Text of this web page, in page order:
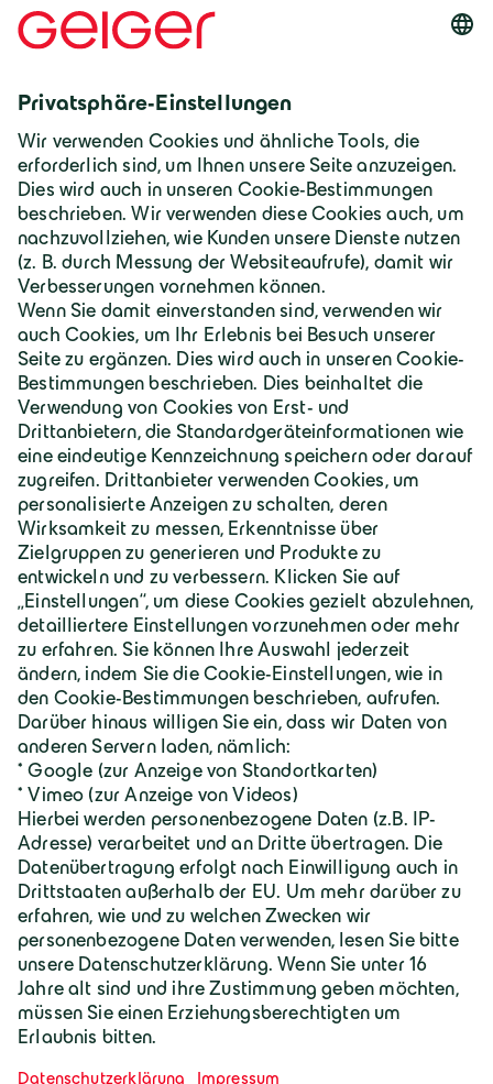
Deutschland | Deutsch
Geiger Gruppe
Über Geiger
Karriere
Geiger Gruppe
Wilhelm-Geiger-Straße 1
87561 Oberstdorf
+49 8322 18 0
info@geigergruppe.de